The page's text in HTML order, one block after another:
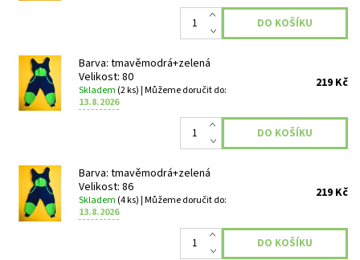
Barva: tmavěmodrá+zelená
Velikost: 80
Skladem (2 ks)| Můžeme doručit do:
13.8.2026
219 Kč
Barva: tmavěmodrá+zelená
Velikost: 86
Skladem (4 ks)| Můžeme doručit do:
13.8.2026
219 Kč